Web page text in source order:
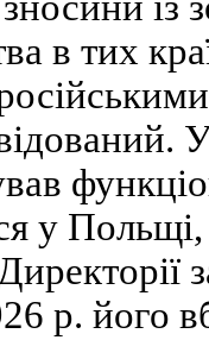
в тих
у
р. його